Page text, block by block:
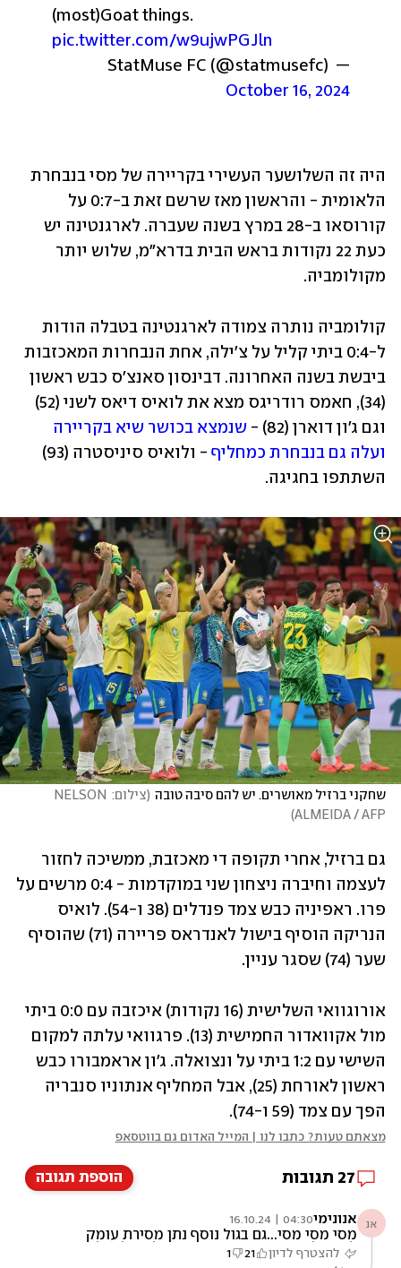
(most)
pic.twitter.com/w9ujwPGJln
— StatMuse FC (@statmusefc)
October 16, 2024
מקולומביה.
וגם ג'ון דוארן (82) -
ועלה גם בנבחרת כמחליף
השתתפו בחגיגה.
שחקני ברזיל מאושרים. יש להם סיבה טובה (
צילום: NELSON
ALMEIDA / AFP
)
שער (74) שסגר עניין.
הפך עם צמד (59 ו-74).
מצאתם טעות? כתבו לנו | המייל האדום גם בווטסאפ
הוספת תגובה 27 תגובות
אנ אנונימי04:30 | 16.10.24
מסי מסי מסי...גם בגול נוסף נתן מסירת עומק
למבשל כך שהיה מעורב ישיר בכל הגולים,לא היה
ולא יהיה כמוהו
להצטרף לדיון 21
1